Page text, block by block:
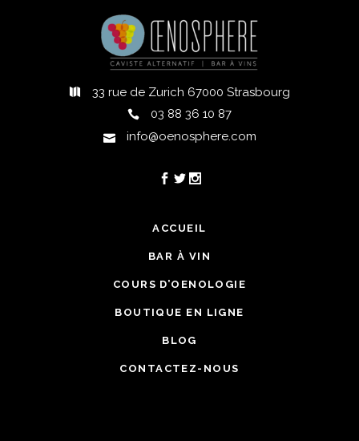
33 rue de Zurich 67000 Strasbourg
03 88 36 10 87
info@oenosphere.com
ACCUEIL
BAR À VIN
COURS D’OENOLOGIE
BOUTIQUE EN LIGNE
BLOG
CONTACTEZ-NOUS